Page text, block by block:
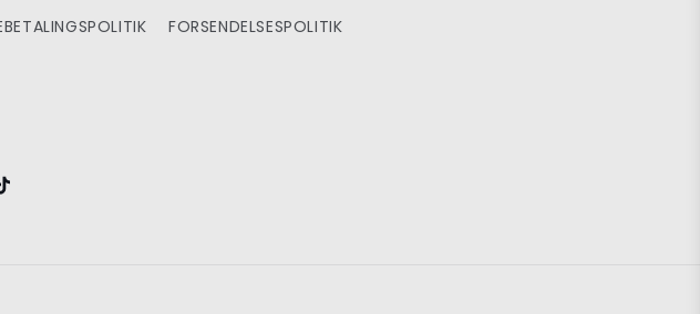
FORSENDELSESPOLITIK